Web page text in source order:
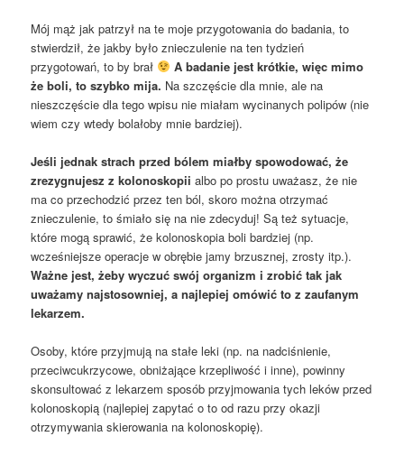
Mój mąż jak patrzył na te moje przygotowania do badania, to
stwierdził, że jakby było znieczulenie na ten tydzień
przygotowań, to by brał
A badanie jest krótkie, więc mimo
że boli, to szybko mija. Na szczęście dla mnie, ale na
nieszczęście dla tego wpisu nie miałam wycinanych polipów (nie
wiem czy wtedy bolałoby mnie bardziej).
Jeśli jednak strach przed bólem miałby spowodować, że
zrezygnujesz z kolonoskopii albo po prostu uważasz, że nie
ma co przechodzić przez ten ból, skoro można otrzymać
znieczulenie, to śmiało się na nie zdecyduj! Są też sytuacje,
które mogą sprawić, że kolonoskopia boli bardziej (np.
wcześniejsze operacje w obrębie jamy brzusznej, zrosty itp.).
Ważne jest, żeby wyczuć swój organizm i zrobić tak jak
uważamy najstosowniej, a najlepiej omówić to z zaufanym
lekarzem.
Osoby, które przyjmują na stałe leki (np. na nadciśnienie,
przeciwcukrzycowe, obniżające krzepliwość i inne), powinny
skonsultować z lekarzem sposób przyjmowania tych leków przed
kolonoskopią (najlepiej zapytać o to od razu przy okazji
otrzymywania skierowania na kolonoskopię).